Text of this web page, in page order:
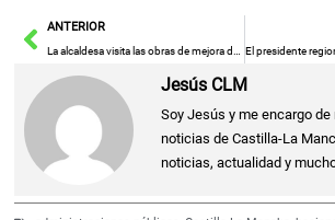
AntANTERIOR
La alcaldesa visita las obras de mejora de la Escuela de Gimnasia y la nueva pista de hockey-fútbol con una inversión de 250.000 euros
Jesús CLM
Soy Jesús y me encargo
noticias de Castilla-La
noticias, actualidad y